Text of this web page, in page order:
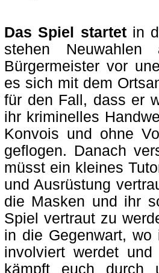
Das Spiel startetin
stehen
Bürgermeister vor
es sich mit dem
für den Fall, dass er
ihr kriminelles
Konvois und ohne
geflogen. Danach
müsst ein kleines
und Ausrüstung
die Masken und ihr
Spiel vertraut zu
in die Gegenwart,
involviert werdet
kämpft euch durch